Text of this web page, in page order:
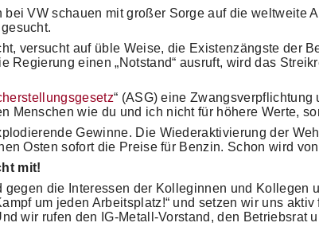
VW schauen mit großer Sorge auf die weltweite
versucht auf üble Weise, die Existenzängste der
Regierung einen „Notstand“ ausruft, wird das
“ (ASG) eine
Menschen wie du und ich nicht für höhere Werte,
Gewinne. Die Wiederaktivierung der
Osten sofort die Preise für Benzin. Schon wird
mit!
die Interessen der Kolleginnen und
um jeden Arbeitsplatz!“ und setzen wir uns
wir rufen den IG-Metall-Vorstand, den Betriebsrat